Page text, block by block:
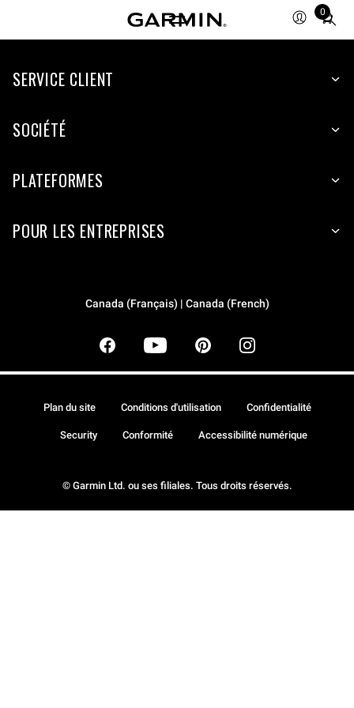
0
Total
items
cart:
SERVICE CLIENT
SOCIÉTÉ
PLATEFORMES
POUR LES ENTREPRISES
Canada (Français) | Canada (French)
© Garmin Ltd. ou ses filiales. Tous droits réservés.
Plan du site Conditions d'utilisation Confidentialité
Security Conformité Accessibilité numérique